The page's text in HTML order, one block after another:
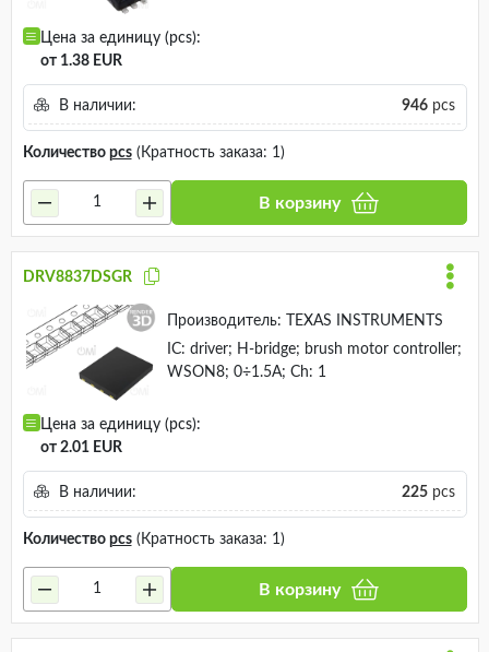
Цена за единицу (pcs):
от 1.38 EUR
В наличии: 946pcs
Количество pcs(Кратность заказа: 1)
В корзину
DRV8837DSGR
Производитель:
TEXAS INSTRUMENTS
IC: driver; H-bridge; brush motor controller;
WSON8; 0÷1.5A; Ch: 1
Цена за единицу (pcs):
от 2.01 EUR
В наличии: 225pcs
Количество pcs(Кратность заказа: 1)
В корзину